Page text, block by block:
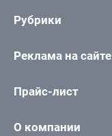
Рубрики
Реклама на сайте
Прайс-лист
О компании